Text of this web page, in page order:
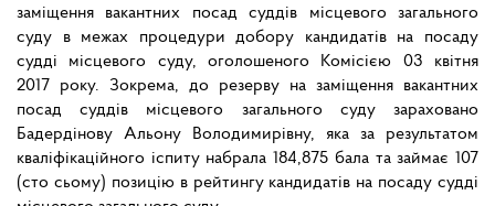
заміщення вакантних посад суддів місцевого загального
суду в межах процедури добору кандидатів на посаду
судді місцевого суду, оголошеного Комісією 03 квітня
2017 року. Зокрема, до резерву на заміщення вакантних
посад суддів місцевого загального суду зараховано
Бадердінову Альону Володимирівну, яка за результатом
кваліфікаційного іспиту набрала 184,875 бала та займає 107
(сто сьому) позицію в рейтингу кандидатів на посаду судді